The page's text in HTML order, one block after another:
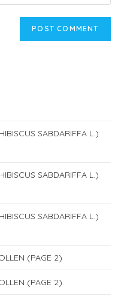
SABDARIFFA L.)
SABDARIFFA L.)
SABDARIFFA L.)
(PAGE 2)
(PAGE 2)